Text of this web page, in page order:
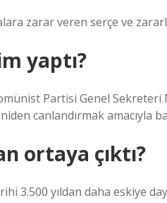
zarar veren serçe ve
yaptı?
Partisi Genel Sekreteri
canlandırmak amacıyla
ortaya çıktı?
3.500 yıldan daha eskiye